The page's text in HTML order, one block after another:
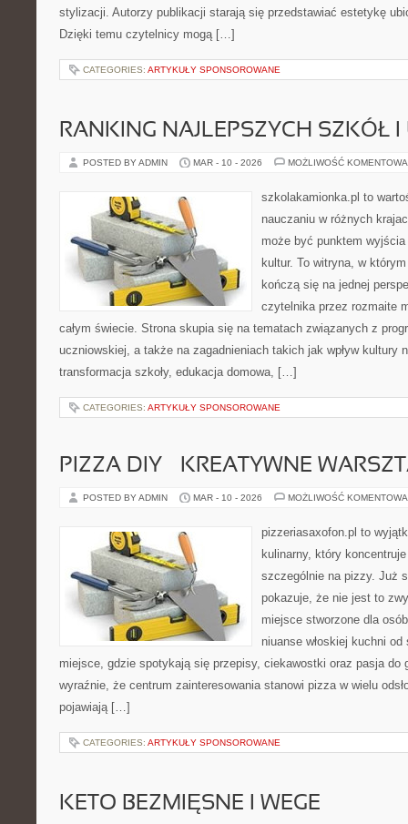
stylizacji. Autorzy publikacji starają się przedstawiać estetykę
Dzięki temu czytelnicy mogą […]
CATEGORIES: ARTYKUŁY SPONSOROWANE
RANKING NAJLEPSZYCH SZKÓŁ I
POSTED BY ADMIN MAR - 10 - 2026 MOŻLIWOŚĆ
szkolakamionka.pl to
nauczaniu w różnych
może być punktem
kultur. To witryna, w
kończą się na jednej
czytelnika przez rozmaite
całym świecie. Strona skupia się na tematach związanych z
uczniowskiej, a także na zagadnieniach takich jak wpływ kultury
transformacja szkoły, edukacja domowa, […]
CATEGORIES: ARTYKUŁY SPONSOROWANE
PIZZA DIY – KREATYWNE
POSTED BY ADMIN MAR - 10 - 2026 MOŻLIWOŚĆ
pizzeriasaxofon.pl to
kulinarny, który
szczególnie na pizzy. Już
pokazuje, że nie jest to
miejsce stworzone dla
niuanse włoskiej kuchni
miejsce, gdzie spotykają się przepisy, ciekawostki oraz pasja do
wyraźnie, że centrum zainteresowania stanowi pizza w wielu
pojawiają […]
CATEGORIES: ARTYKUŁY SPONSOROWANE
KETO BEZMIĘSNE I WEGE